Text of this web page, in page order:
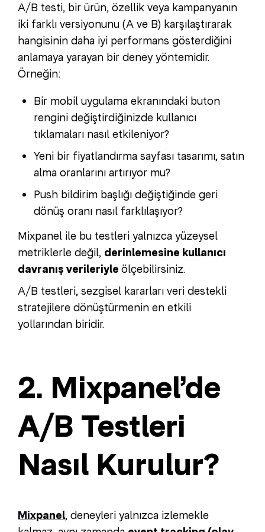
A/B testi, bir ürün, özellik veya kampanyanın
iki farklı versiyonunu (A ve B) karşılaştırarak
hangisinin daha iyi performans gösterdiğini
anlamaya yarayan bir deney yöntemidir.
Örneğin:
Bir mobil uygulama ekranındaki buton
rengini değiştirdiğinizde kullanıcı
tıklamaları nasıl etkileniyor?
Yeni bir fiyatlandırma sayfası tasarımı, satın
alma oranlarını artırıyor mu?
Push bildirim başlığı değiştiğinde geri
dönüş oranı nasıl farklılaşıyor?
Mixpanel ile bu testleri yalnızca yüzeysel
metriklerle değil, derinlemesine kullanıcı
davranış verileriyle ölçebilirsiniz.
A/B testleri, sezgisel kararları veri destekli
stratejilere dönüştürmenin en etkili
yollarından biridir.
2. Mixpanel’de
A/B Testleri
Nasıl Kurulur?
Mixpanel, deneyleri yalnızca izlemekle